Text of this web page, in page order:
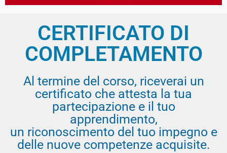
CERTIFICATO DI
COMPLETAMENTO
Al termine del corso, riceverai un
certificato che attesta la tua
partecipazione e il tuo
apprendimento,
un riconoscimento del tuo impegno e
delle nuove competenze acquisite.